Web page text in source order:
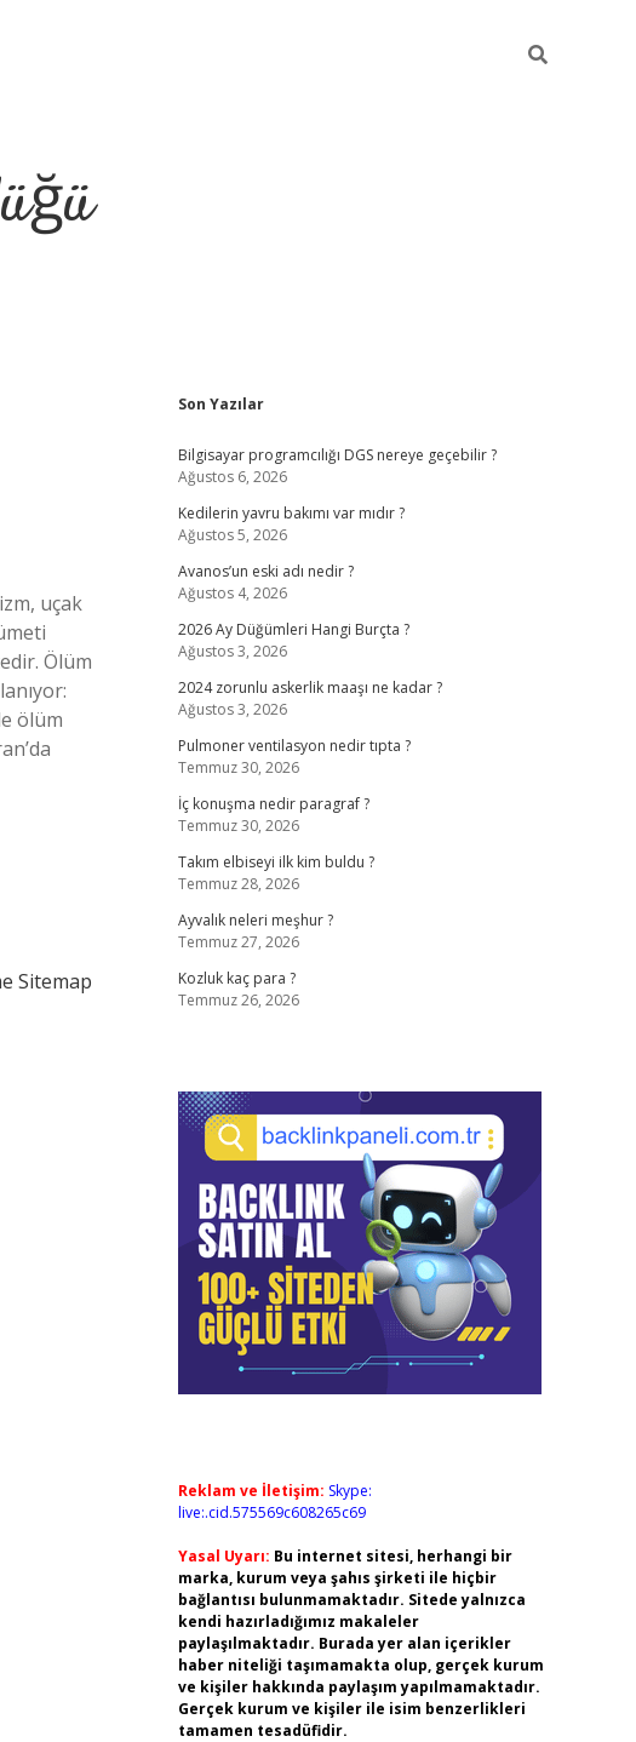
uçak
Ölüm
ölüm
Sitemap
Sidebar
Son Yazılar
Bilgisayar programcılığı DGS nereye geçebilir ?
Ağustos 6, 2026
Kedilerin yavru bakımı var mıdır ?
Ağustos 5, 2026
Avanos’un eski adı nedir ?
Ağustos 4, 2026
2026 Ay Düğümleri Hangi Burçta ?
Ağustos 3, 2026
2024 zorunlu askerlik maaşı ne kadar ?
Ağustos 3, 2026
Pulmoner ventilasyon nedir tıpta ?
Temmuz 30, 2026
İç konuşma nedir paragraf ?
Temmuz 30, 2026
Takım elbiseyi ilk kim buldu ?
Temmuz 28, 2026
Ayvalık neleri meşhur ?
Temmuz 27, 2026
Kozluk kaç para ?
Temmuz 26, 2026
Reklam ve İletişim: Skype:
live:.cid.575569c608265c69
Yasal Uyarı: Bu internet sitesi, herhangi bir
marka, kurum veya şahıs şirketi ile hiçbir
bağlantısı bulunmamaktadır. Sitede yalnızca
kendi hazırladığımız makaleler
paylaşılmaktadır. Burada yer alan içerikler
haber niteliği taşımamakta olup, gerçek kurum
ve kişiler hakkında paylaşım yapılmamaktadır.
Gerçek kurum ve kişiler ile isim benzerlikleri
tamamen tesadüfidir.